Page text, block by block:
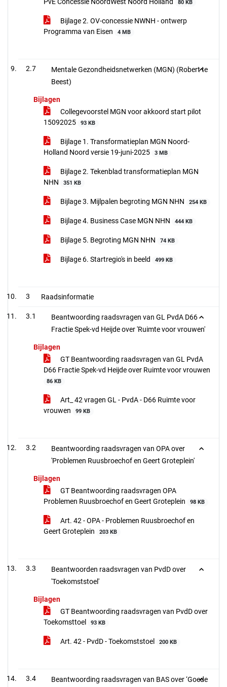
80 KB
Bijlage 2. OV-concessie NWNH - ontwerp
Programma van Eisen
4 MB
2.7
Mentale Gezondheidsnetwerken (MGN) (Robert te
Beest)
Bijlagen
Collegevoorstel MGN voor akkoord start pilot
15092025
93 KB
Bijlage 1. Transformatieplan MGN Noord-
Holland Noord versie 19-juni-2025
3 MB
Bijlage 2. Tekenblad transformatieplan MGN
NHN
351 KB
Bijlage 3. Mijlpalen begroting MGN NHN 254 KB
Bijlage 4. Business Case MGN NHN 444 KB
Bijlage 5. Begroting MGN NHN 74 KB
Bijlage 6. Startregio's in beeld 499 KB
3 Raadsinformatie
3.1
Beantwoording raadsvragen van GL PvdA D66
Fractie Spek-vd Heijde over 'Ruimte voor vrouwen'
Bijlagen
GT Beantwoording raadsvragen van GL PvdA
D66 Fractie Spek-vd Heijde over Ruimte voor vrouwen
86 KB
Art_ 42 vragen GL - PvdA - D66 Ruimte voor
vrouwen
99 KB
3.2
Beantwoording raadsvragen van OPA over
'Problemen Ruusbroechof en Geert Groteplein'
Bijlagen
GT Beantwoording raadsvragen OPA
Problemen Ruusbroechof en Geert Groteplein
98 KB
Art. 42 - OPA - Problemen Ruusbroechof en
Geert Groteplein
203 KB
3.3
Beantwoorden raadsvragen van PvdD over
'Toekomststoel'
Bijlagen
GT Beantwoording raadsvragen van PvdD over
Toekomsttoel
93 KB
Art. 42 - PvdD - Toekomststoel 200 KB
3.4
Beantwoording raadsvragen van BAS over ‘Goede